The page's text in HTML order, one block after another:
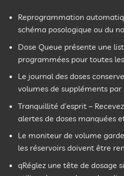
Reprogrammation
schéma posologique ou du
Dose Queue présente une
programmées pour toutes
Le journal des doses
volumes de suppléments par
Tranquillité d’esprit –
alertes de doses manquées
Le moniteur de volume
les réservoirs doivent être
qRéglez une tête de dosage